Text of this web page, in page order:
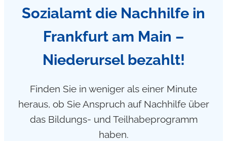
Sozialamt die Nachhilfe in
Frankfurt am Main –
Niederursel bezahlt!
Finden Sie in weniger als einer Minute
heraus, ob Sie Anspruch auf Nachhilfe über
das Bildungs- und Teilhabeprogramm
haben.